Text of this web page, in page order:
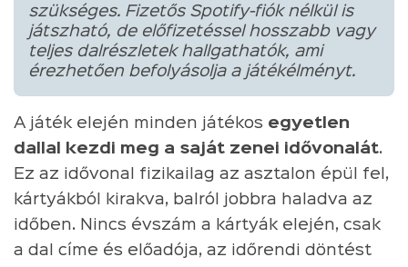
szükséges. Fizetős Spotify-fiók nélkül is
játszható, de előfizetéssel hosszabb vagy
teljes dalrészletek hallgathatók, ami
érezhetően befolyásolja a játékélményt.
A játék elején minden játékos egyetlen
dallal kezdi meg a saját zenei idővonalát.
Ez az idővonal fizikailag az asztalon épül fel,
kártyákból kirakva, balról jobbra haladva az
időben. Nincs évszám a kártyák elején, csak
a dal címe és előadója, az időrendi döntést